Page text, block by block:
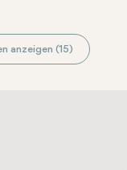
anzeigen (15)